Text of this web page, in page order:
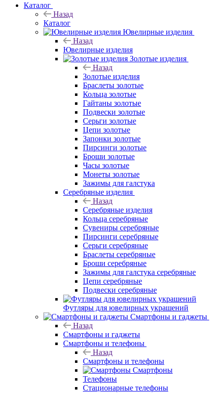
Каталог
Назад
Каталог
Ювелирные изделия
Назад
Ювелирные изделия
Золотые изделия
Назад
Золотые изделия
Браслеты золотые
Кольца золотые
Гайтаны золотые
Подвески золотые
Серьги золотые
Цепи золотые
Запонки золотые
Пирсинги золотые
Броши золотые
Часы золотые
Монеты золотые
Зажимы для галстука
Серебряные изделия
Назад
Серебряные изделия
Кольца серебряные
Сувениры серебряные
Пирсинги серебряные
Серьги серебряные
Браслеты серебряные
Броши серебряные
Зажимы для галстука серебряные
Цепи серебряные
Подвески серебряные
Футляры для ювелирных украшений
Смартфоны и гаджеты
Назад
Смартфоны и гаджеты
Смартфоны и телефоны
Назад
Смартфоны и телефоны
Смартфоны
Телефоны
Стационарные телефоны